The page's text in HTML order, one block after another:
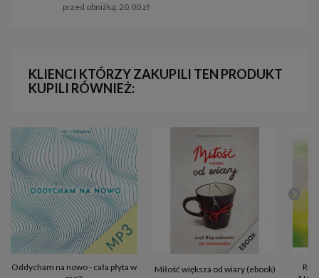
przed obniżką: 20,00 zł
KLIENCI KTÓRZY ZAKUPILI TEN PRODUKT
KUPILI RÓWNIEŻ:
Oddycham na nowo - cała płyta w
Miłość większa od wiary (ebook)